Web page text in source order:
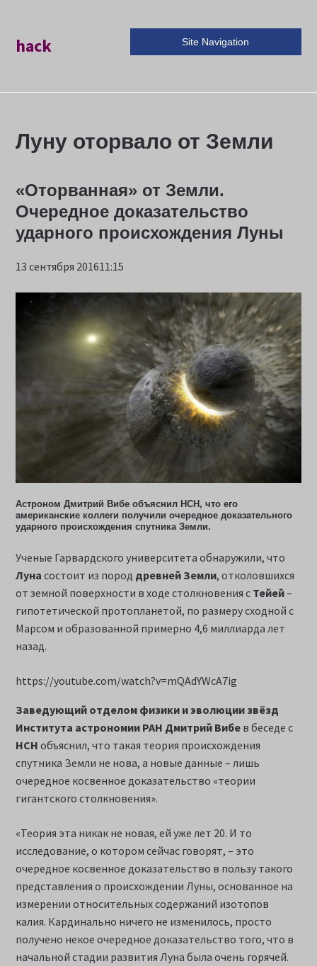
hack Site Navigation
Луну оторвало от Земли
«Оторванная» от Земли.
Очередное доказательство
ударного происхождения Луны
13 сентября 201611:15
Астроном Дмитрий Вибе объяснил НСН, что его
американские коллеги получили очередное доказательного
ударного происхождения спутника Земли.
Ученые Гарвардского университета обнаружили, что
Лунасостоит из пород древней Земли, отколовшихся
от земной поверхности в ходе столкновения с Тейей–
гипотетической протопланетой, по размеру сходной с
Марсом и образованной примерно 4,6 миллиарда лет
назад.
https://youtube.com/watch?v=mQAdYWcA7ig
Заведующий отделом физики и эволюции звёзд
Института астрономии РАН Дмитрий Вибе в беседе с
НСНобъяснил, что такая теория происхождения
спутника Земли не нова, а новые данные – лишь
очередное косвенное доказательство «теории
гигантского столкновения».
«Теория эта никак не новая, ей уже лет 20. И то
исследование, о котором сейчас говорят, – это
очередное косвенное доказательство в пользу такого
представления о происхождении Луны, основанное на
измерении относительных содержаний изотопов
калия. Кардинально ничего не изменилось, просто
получено некое очередное доказательство того, что в
начальной стадии развития Луна была очень горячей.